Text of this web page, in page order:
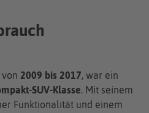
2009 bis 2017, war ein
SUV-Klasse. Mit seinem
Funktionalität und einem